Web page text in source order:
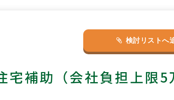
検討リストへ
宅補助（会社負担上限5